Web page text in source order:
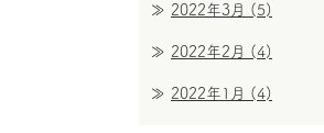
2022年3月 (5)
2022年2月 (4)
2022年1月 (4)